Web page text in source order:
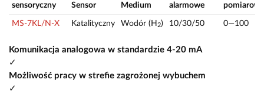
sensoryczny
Sensor Medium
alarmowe
pomiarowy
MS-7KL/N-X Katalityczny Wodór (H 2) 10/30/50 0—100
Komunikacja analogowa w standardzie 4-20 mA
✓
Możliwość pracy w strefie zagrożonej wybuchem
✓